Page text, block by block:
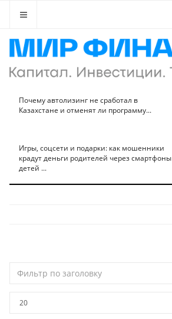
Почему автолизинг не сработал в
Казахстане и отменят ли программу...
Игры, соцсети и подарки: как мошенники
крадут деньги родителей через смартфоны
детей ...
по